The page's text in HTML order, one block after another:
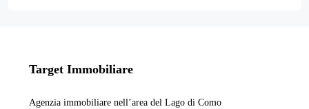
Target Immobiliare
Agenzia immobiliare nell’area del Lago di Como